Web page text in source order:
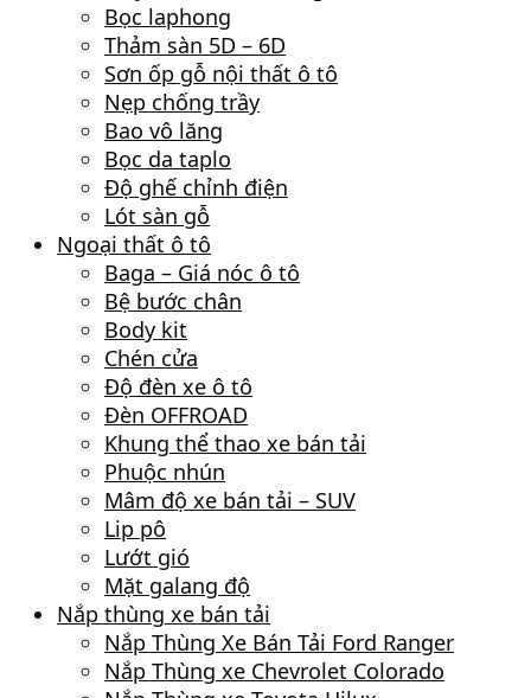
Bọc laphong
Thảm sàn 5D – 6D
Sơn ốp gỗ nội thất ô tô
Nẹp chống trầy
Bao vô lăng
Bọc da taplo
Độ ghế chỉnh điện
Lót sàn gỗ
Ngoại thất ô tô
Baga – Giá nóc ô tô
Bệ bước chân
Body kit
Chén cửa
Độ đèn xe ô tô
Đèn OFFROAD
Khung thể thao xe bán tải
Phuộc nhún
Mâm độ xe bán tải – SUV
Lip pô
Lướt gió
Mặt galang độ
Nắp thùng xe bán tải
Nắp Thùng Xe Bán Tải Ford Ranger
Nắp Thùng xe Chevrolet Colorado